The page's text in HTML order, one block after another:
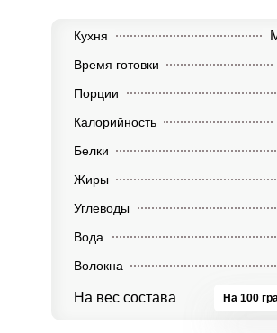
Кухня
Время готовки
Порции
Калорийность
Белки
Жиры
Углеводы
Вода
Волокна
На вес состава На 100